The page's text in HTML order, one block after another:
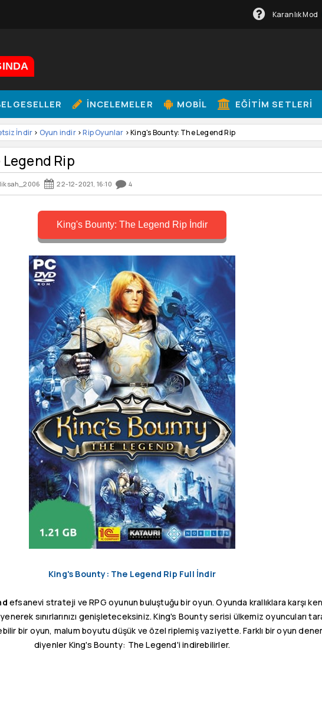
Karanlık Mod
İNCELEMELER MOBIL EĞITIM SETLERI
İndir > Oyun indir>Rip Oyunlar > King's Bounty: The Legend Rip
Rip
22-12-2021, 16:10 4
King's Bounty: The Legend Rip İndir
King's Bounty: The Legend Rip Full İndir
efsanevi strateji ve RPG oyunun buluştuğu bir oyun. Oyunda krallıklara karşı
sınırlarınızı genişleteceksiniz. King's Bounty serisi ülkemiz oyuncuları
bir oyun, malum boyutu düşük ve özel riplemiş vaziyette. Farklı bir oyun
diyenler King's Bounty: The Legend'i indirebilirler.